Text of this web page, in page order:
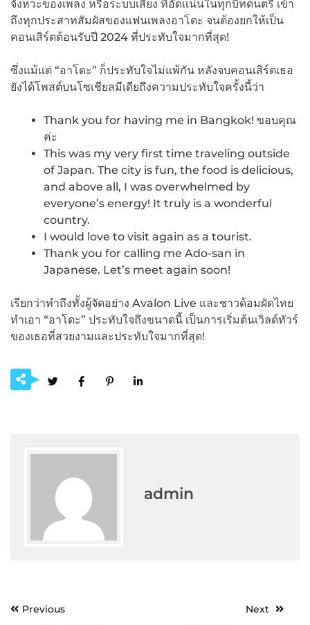
จังหวะของเพลง หรือระบบเสียง ที่อัดแน่นในทุกบีทดนตรี เข้า
ถึงทุกประสาทสัมผัสของแฟนเพลงอาโดะ จนต้องยกให้เป็น
คอนเสิร์ตต้อนรับปี 2024 ที่ประทับใจมากที่สุด!
ซึ่งแม้แต่ “อาโดะ” ก็ประทับใจไม่แพ้กัน หลังจบคอนเสิร์ตเธอ
ยังได้โพสต์บนโซเชียลมีเดียถึงความประทับใจครั้งนี้ว่า
Thank you for having me in Bangkok! ขอบคุณ
ค่ะ
This was my very first time traveling outside
of Japan. The city is fun, the food is delicious,
and above all, I was overwhelmed by
everyone’s energy! It truly is a wonderful
country.
I would love to visit again as a tourist.
Thank you for calling me Ado-san in
Japanese. Let’s meet again soon!
เรียกว่าทำถึงทั้งผู้จัดอย่าง Avalon Live และชาวด้อมผัดไทย
ทำเอา “อาโดะ” ประทับใจถึงขนาดนี้ เป็นการเริ่มต้นเวิลด์ทัวร์
ของเธอที่สวยงามและประทับใจมากที่สุด!
admin
PostPrevious Next